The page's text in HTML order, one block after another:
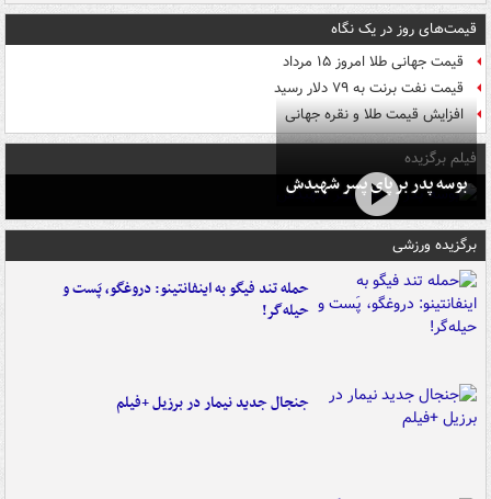
قیمت‌های روز در یک نگاه
قیمت جهانی طلا امروز ۱۵ مرداد
قیمت نفت برنت به ۷۹ دلار رسید
افزایش قیمت طلا و نقره جهانی
فیلم برگزیده
بوسه‌ پدر بر پای پسر شهیدش
برگزیده ورزشی
حمله تند فیگو به اینفانتینو: دروغگو، پَست‌ و
حیله‌گر!
جنجال جدید نیمار در برزیل +فیلم